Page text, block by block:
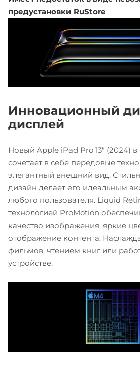
предустановки RuStore
Инновационный
дисплей
Новый Apple iPad Pro 13" (2024) в
сочетает в себе передовые
элегантный внешний вид.
дизайн делает его идеальным
любого пользователя. Liquid
технологией ProMotion
качество изображения, яркие
отображение контента.
фильмов, чтением книг или
устройстве.